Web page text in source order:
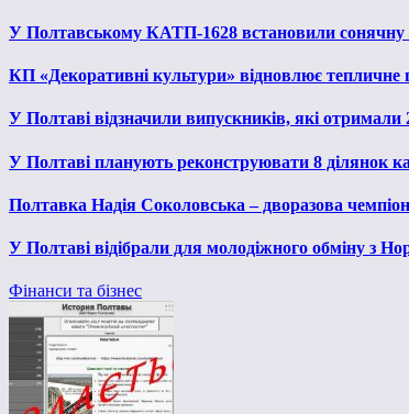
У Полтавському КАТП-1628 встановили сонячну
КП «Декоративні культури» відновлює тепличне
У Полтаві відзначили випускників, які
У Полтаві планують реконструювати 8 ділянок
Полтавка Надія Соколовська – дворазова
У Полтаві відібрали для молодіжного обміну з
Фінанси та бізнес